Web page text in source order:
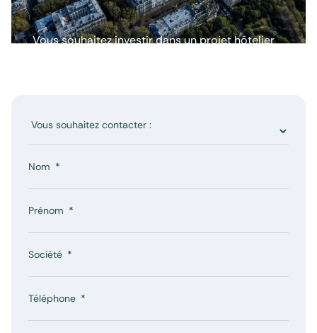
Vous souhaitez investir dans un projet hôtelier
Nom
Prénom
Société
Téléphone